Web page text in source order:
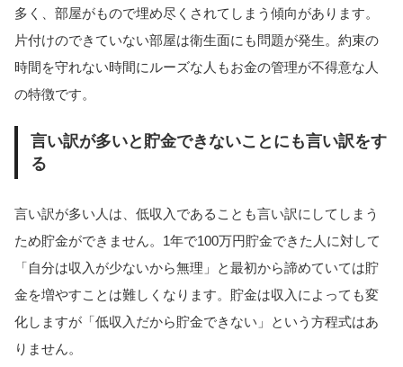
多く、部屋がもので埋め尽くされてしまう傾向があります。
片付けのできていない部屋は衛生面にも問題が発生。約束の
時間を守れない時間にルーズな人もお金の管理が不得意な人
の特徴です。
言い訳が多いと貯金できないことにも言い訳をす
る
言い訳が多い人は、低収入であることも言い訳にしてしまう
ため貯金ができません。1年で100万円貯金できた人に対して
「自分は収入が少ないから無理」と最初から諦めていては貯
金を増やすことは難しくなります。貯金は収入によっても変
化しますが「低収入だから貯金できない」という方程式はあ
りません。